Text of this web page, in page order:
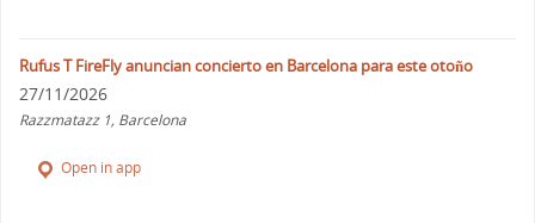
Rufus T FireFly anuncian concierto en Barcelona para este otoño
27/11/2026
Razzmatazz 1, Barcelona
Open in app